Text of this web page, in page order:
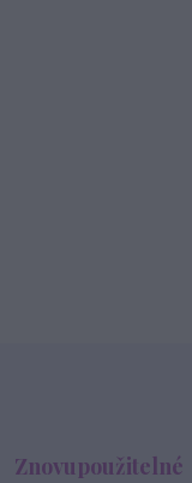
Znovupoužitelné